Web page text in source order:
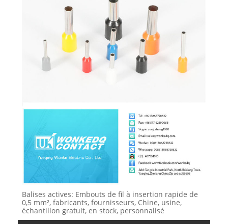
Balises actives: Embouts de fil à insertion rapide de
0,5 mm², fabricants, fournisseurs, Chine, usine,
échantillon gratuit, en stock, personnalisé